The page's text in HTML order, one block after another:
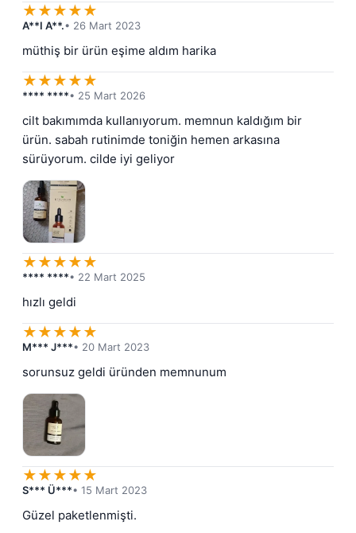
★★★★★
A**I A**.• 26 Mart 2023
müthiş bir ürün eşime aldım harika
★★★★★
**** ****• 25 Mart 2026
cilt bakımımda kullanıyorum. memnun kaldığım bir
ürün. sabah rutinimde toniğin hemen arkasına
sürüyorum. cilde iyi geliyor
★★★★★
**** ****• 22 Mart 2025
hızlı geldi
★★★★★
M*** J***• 20 Mart 2023
sorunsuz geldi üründen memnunum
★★★★★
S*** Ü***• 15 Mart 2023
Güzel paketlenmişti.